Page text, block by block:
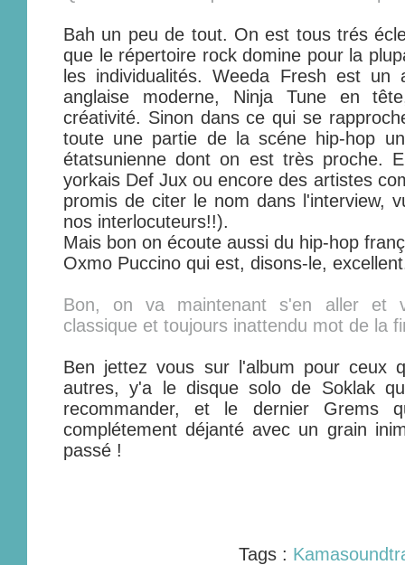
Bah un peu de tout. On est tous trés
que le répertoire rock domine pour la
les individualités. Weeda Fresh est un
anglaise moderne, Ninja Tune en
créativité. Sinon dans ce qui se
toute une partie de la scéne hip-hop
étatsunienne dont on est très proche.
yorkais Def Jux ou encore des artistes
promis de citer le nom dans l'interview,
nos interlocuteurs!!).
Mais bon on écoute aussi du hip-hop
Oxmo Puccino qui est, disons-le,
Bon, on va maintenant s'en aller et
classique et toujours inattendu mot de la
Ben jettez vous sur l'album pour ceux
autres, y'a le disque solo de Soklak
recommander, et le dernier
complétement déjanté avec un grain
passé !
Tags :